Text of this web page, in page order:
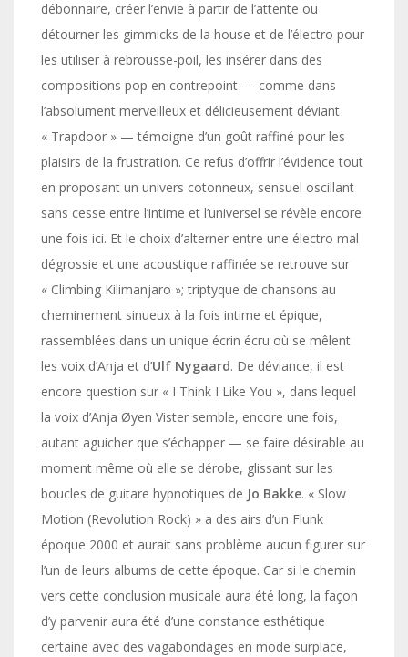
débonnaire, créer l’envie à partir de l’attente ou
détourner les gimmicks de la house et de l’électro pour
les utiliser à rebrousse-poil, les insérer dans des
compositions pop en contrepoint — comme dans
l’absolument merveilleux et délicieusement déviant
« Trapdoor » — témoigne d’un goût raffiné pour les
plaisirs de la frustration. Ce refus d’offrir l’évidence tout
en proposant un univers cotonneux, sensuel oscillant
sans cesse entre l’intime et l’universel se révèle encore
une fois ici. Et le choix d’alterner entre une électro mal
dégrossie et une acoustique raffinée se retrouve sur
« Climbing Kilimanjaro »; triptyque de chansons au
cheminement sinueux à la fois intime et épique,
rassemblées dans un unique écrin écru où se mêlent
les voix d’Anja et d’Ulf Nygaard. De déviance, il est
encore question sur « I Think I Like You », dans lequel
la voix d’Anja Øyen Vister semble, encore une fois,
autant aguicher que s’échapper — se faire désirable au
moment même où elle se dérobe, glissant sur les
boucles de guitare hypnotiques de Jo Bakke. « Slow
Motion (Revolution Rock) » a des airs d’un Flunk
époque 2000 et aurait sans problème aucun figurer sur
l’un de leurs albums de cette époque. Car si le chemin
vers cette conclusion musicale aura été long, la façon
d’y parvenir aura été d’une constance esthétique
certaine avec des vagabondages en mode surplace,